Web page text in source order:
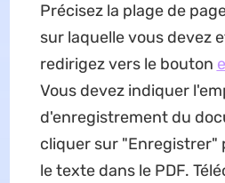
Précisez la plage de
sur laquelle vous devez
redirigez vers le bouton
Vous devez indiquer
d'enregistrement du
cliquer sur "Enregistrer"
le texte dans le PDF.